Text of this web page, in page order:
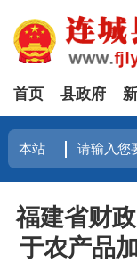
首页 县政府
福建省财
于农产品